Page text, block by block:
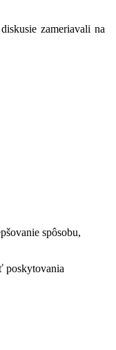
zameriavali na
spôsobu,
poskytovania